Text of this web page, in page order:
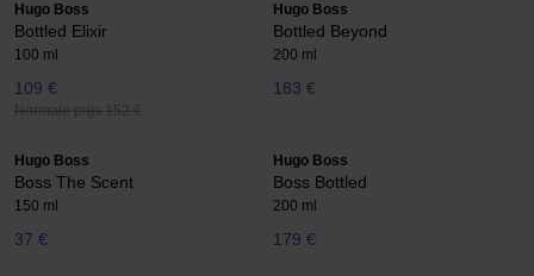
Hugo Boss
Bottled Elixir
100 ml
109 €
Normale prijs 152 €
Hugo Boss
Bottled Beyond
200 ml
183 €
Hugo Boss
Boss The Scent
150 ml
37 €
Hugo Boss
Boss Bottled
200 ml
179 €